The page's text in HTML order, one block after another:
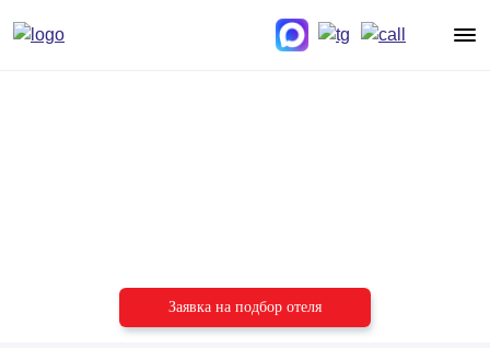
Заявка на подбор отеля